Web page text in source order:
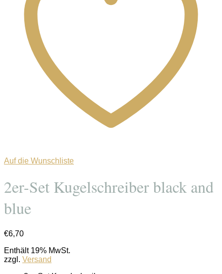
Auf die Wunschliste
2er-Set Kugelschreiber black and
blue
€6,70
Enthält 19% MwSt.
zzgl. Versand